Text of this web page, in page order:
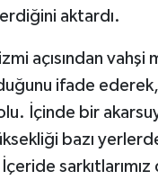
aktardı.
açısından
ifade
İçinde bir
bazı